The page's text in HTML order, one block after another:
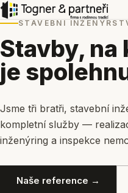
STAVEBNÍ
Stavby, na
je
Jsme tři bratři, stavební
kompletní služby —
inženýring a inspekce
Naše reference →